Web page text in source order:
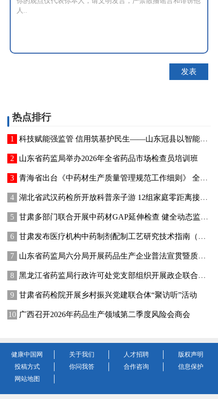
热点排行
科技赋能强监管 信用筑基护民生——山东冠县以智能管控提质“两定机构”医保服务能力
山东省药监局举办2026年全省药品市场检查员培训班
青海省出台《中药材生产质量管理规范工作细则》 全面强化中药材质量源头管控
湖北省武汉药检所开放科普亲子游 12组家庭零距离接触药品检验
甘肃多部门联合开展中药材GAP延伸检查 健全动态监管机制
甘肃发布医疗机构中药制剂配制工艺研究技术指南（试行）
山东省药监局六分局开展药品生产企业普法宣贯暨质量管理提升座谈交流活动
黑龙江省药监局行政许可处党支部组织开展政企联合主题党日活动
甘肃省药检院开展乡村振兴党建联合体“聚访听”活动
广西召开2026年药品生产领域第二季度风险会商会
健康中国网 关于我们 人才招聘
版权声明
投稿方式
你问我答 合作咨询
信息保护
网站地图